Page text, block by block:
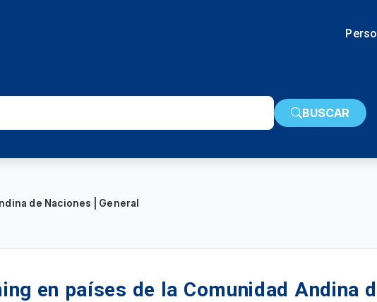
BUSCAR
de Naciones | General
en países de la Comunidad Andina